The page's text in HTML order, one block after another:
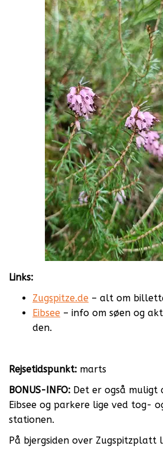
Links:
Zugspitze.de – alt om
Eibsee – info om søen og
den.
Rejsetidspunkt: marts
BONUS-INFO: Det er også
Eibsee og parkere lige ved tog-
stationen.
På bjergsiden over Zugspitzplatt